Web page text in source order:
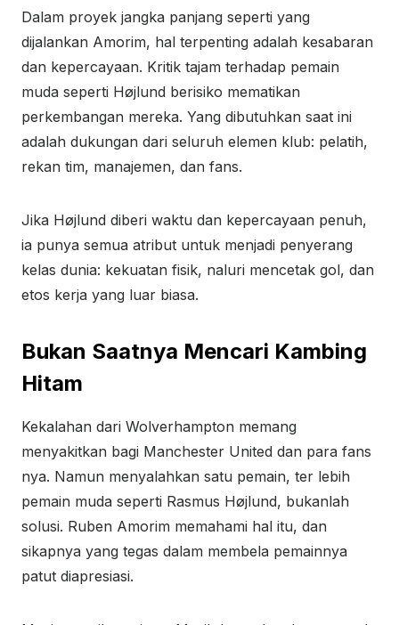
Dalam proyek jangka panjang seperti yang
dijalankan Amorim, hal terpenting adalah kesabaran
dan kepercayaan. Kritik tajam terhadap pemain
muda seperti Højlund berisiko mematikan
perkembangan mereka. Yang dibutuhkan saat ini
adalah dukungan dari seluruh elemen klub: pelatih,
rekan tim, manajemen, dan fans.
Jika Højlund diberi waktu dan kepercayaan penuh,
ia punya semua atribut untuk menjadi penyerang
kelas dunia: kekuatan fisik, naluri mencetak gol, dan
etos kerja yang luar biasa.
Bukan Saatnya Mencari Kambing
Hitam
Kekalahan dari Wolverhampton memang
menyakitkan bagi Manchester United dan para fans
nya. Namun menyalahkan satu pemain, ter lebih
pemain muda seperti Rasmus Højlund, bukanlah
solusi. Ruben Amorim memahami hal itu, dan
sikapnya yang tegas dalam membela pemainnya
patut diapresiasi.